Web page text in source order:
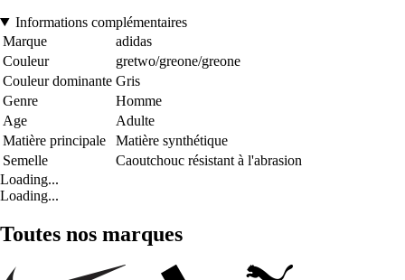
Informations complémentaires
Marque
adidas
Couleur
gretwo/greone/greone
Couleur dominante Gris
Genre
Homme
Age
Adulte
Matière principale
Matière synthétique
Semelle
Caoutchouc résistant à l'abrasion
Loading...
Loading...
Toutes nos marques